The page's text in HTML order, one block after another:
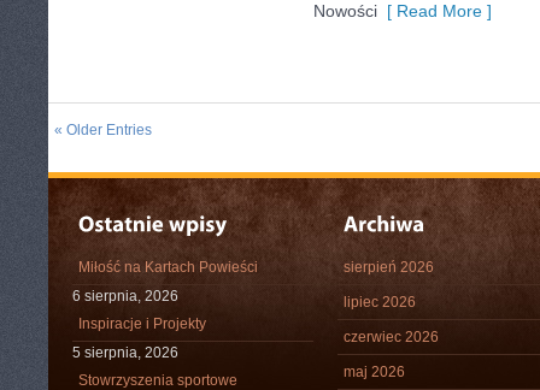
Nowości [ Read More ]
« Older Entries
Miłość na Kartach Powieści
6 sierpnia, 2026
Inspiracje i Projekty
5 sierpnia, 2026
Stowrzyszenia sportowe
sierpień 2026
lipiec 2026
czerwiec 2026
maj 2026